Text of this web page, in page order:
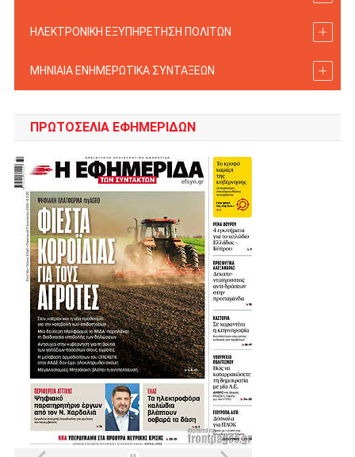
ΗΛΕΚΤΡΟΝΙΚΗ ΕΞΥΠΗΡΕΤΗΣΗ ΠΟΛΙΤΩΝ
ΜΗΝΙΑΙΑ ΕΝΗΜΕΡΩΤΙΚΑ ΣΥΝΤΑΞΕΩΝ
ΠΡΩΤΟΣΈΛΙΑ ΕΦΗΜΕΡΊΔΩΝ